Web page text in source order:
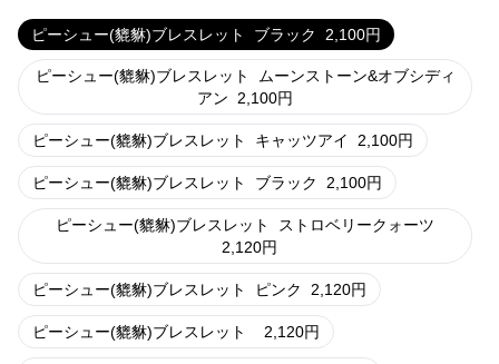
ピーシュー(貔貅)ブレスレット ブラック 2,100円
ピーシュー(貔貅)ブレスレット
ムーンストーン&オブシディ
アン
2,100円
ピーシュー(貔貅)ブレスレット キャッツアイ 2,100円
ピーシュー(貔貅)ブレスレット ブラック 2,100円
ピーシュー(貔貅)ブレスレット
ストロベリークォーツ
2,120円
ピーシュー(貔貅)ブレスレット ピンク 2,120円
ピーシュー(貔貅)ブレスレット 2,120円